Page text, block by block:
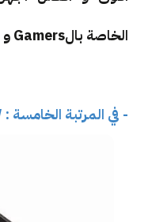
الخاصة بالGamers و الHackers .. لنبدأ :
- في المرتبة الخامسة :